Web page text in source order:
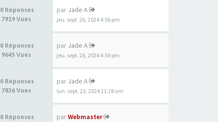
0 Réponses
7919 Vues
par Jade A
jeu. sept. 26, 2024 4:56 pm
0 Réponses
9645 Vues
par Jade A
jeu. sept. 26, 2024 4:54 pm
0 Réponses
7836 Vues
par Jade A
lun. sept. 23, 2024 11:28 am
0 Réponses
parWebmaster